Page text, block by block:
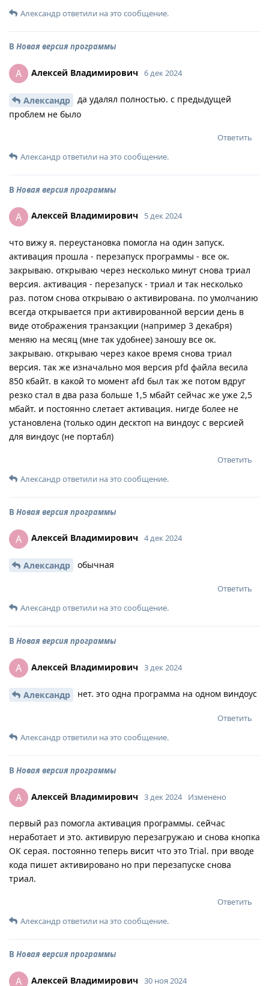
Александрответили на это сообщение.
В Новая версия программы
А Алексей Владимирович 6 дек 2024
Александр
да удалял полностью. с предыдущей
проблем не было
Ответить
Александрответили на это сообщение.
В Новая версия программы
А Алексей Владимирович 5 дек 2024
что вижу я. переустановка помогла на один запуск.
активация прошла - перезапуск программы - все ок.
закрываю. открываю через несколько минут снова триал
версия. активация - перезапуск - триал и так несколько
раз. потом снова открываю о активирована. по умолчанию
всегда открывается при активированной версии день в
виде отображения транзакции (например 3 декабря)
меняю на месяц (мне так удобнее) заношу все ок.
закрываю. открываю через какое время снова триал
версия. так же изначально моя версия pfd файла весила
850 кбайт. в какой то момент afd был так же потом вдруг
резко стал в два раза больше 1,5 мбайт сейчас же уже 2,5
мбайт. и постоянно слетает активация. нигде более не
установлена (только один десктоп на виндоус с версией
для виндоус (не портабл)
Ответить
Александрответили на это сообщение.
В Новая версия программы
А Алексей Владимирович 4 дек 2024
Александр обычная
Ответить
Александрответили на это сообщение.
В Новая версия программы
А Алексей Владимирович 3 дек 2024
Александр нет. это одна программа на одном виндоус
Ответить
Александрответили на это сообщение.
В Новая версия программы
А Алексей Владимирович 3 дек 2024 Изменено
первый раз помогла активация программы. сейчас
неработает и это. активирую перезагружаю и снова кнопка
ОК серая. постоянно теперь висит что это Trial. при вводе
кода пишет активировано но при перезапуске снова
триал.
Ответить
Александрответили на это сообщение.
В Новая версия программы
А Алексей Владимирович 30 ноя 2024